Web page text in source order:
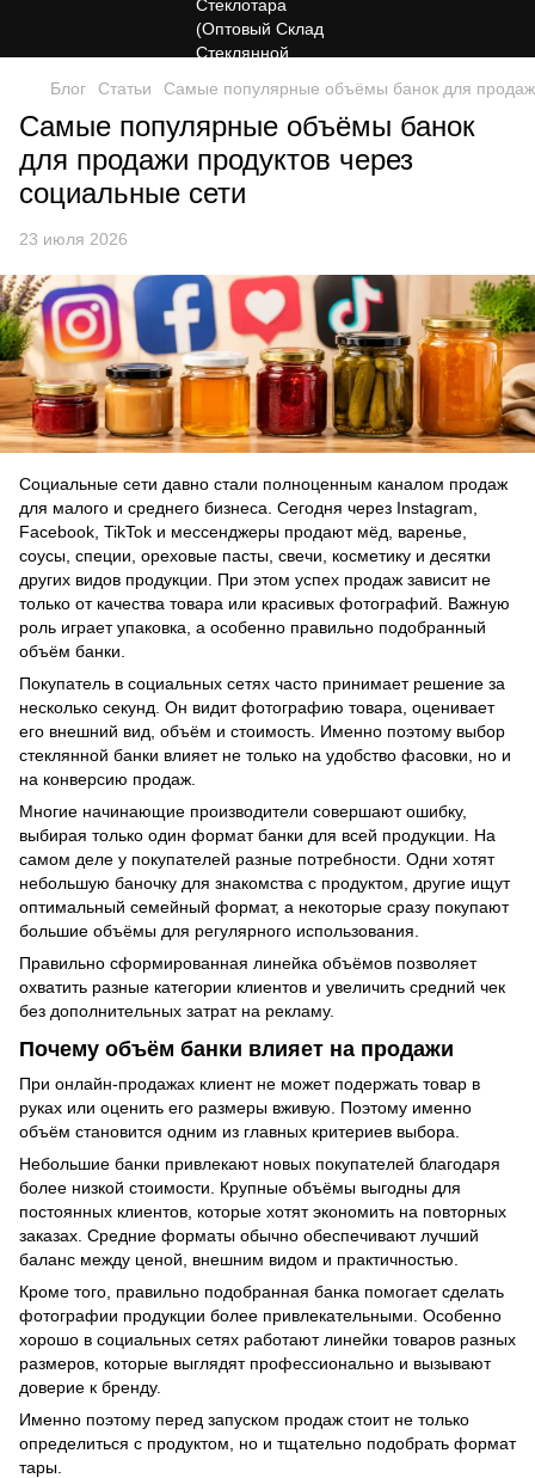
Блог Статьи Самые популярные объёмы банок для
Самые популярные объёмы банок
для продажи продуктов через
социальные сети
23 июля 2026
Социальные сети давно стали полноценным каналом продаж
для малого и среднего бизнеса. Сегодня через Instagram,
Facebook, TikTok и мессенджеры продают мёд, варенье,
соусы, специи, ореховые пасты, свечи, косметику и десятки
других видов продукции. При этом успех продаж зависит не
только от качества товара или красивых фотографий. Важную
роль играет упаковка, а особенно правильно подобранный
объём банки.
Покупатель в социальных сетях часто принимает решение за
несколько секунд. Он видит фотографию товара, оценивает
его внешний вид, объём и стоимость. Именно поэтому выбор
стеклянной банки влияет не только на удобство фасовки, но и
на конверсию продаж.
Многие начинающие производители совершают ошибку,
выбирая только один формат банки для всей продукции. На
самом деле у покупателей разные потребности. Одни хотят
небольшую баночку для знакомства с продуктом, другие ищут
оптимальный семейный формат, а некоторые сразу покупают
большие объёмы для регулярного использования.
Правильно сформированная линейка объёмов позволяет
охватить разные категории клиентов и увеличить средний чек
без дополнительных затрат на рекламу.
Почему объём банки влияет на продажи
При онлайн-продажах клиент не может подержать товар в
руках или оценить его размеры вживую. Поэтому именно
объём становится одним из главных критериев выбора.
Небольшие банки привлекают новых покупателей благодаря
более низкой стоимости. Крупные объёмы выгодны для
постоянных клиентов, которые хотят экономить на повторных
заказах. Средние форматы обычно обеспечивают лучший
баланс между ценой, внешним видом и практичностью.
Кроме того, правильно подобранная банка помогает сделать
фотографии продукции более привлекательными. Особенно
хорошо в социальных сетях работают линейки товаров разных
размеров, которые выглядят профессионально и вызывают
доверие к бренду.
Именно поэтому перед запуском продаж стоит не только
определиться с продуктом, но и тщательно подобрать формат
тары.